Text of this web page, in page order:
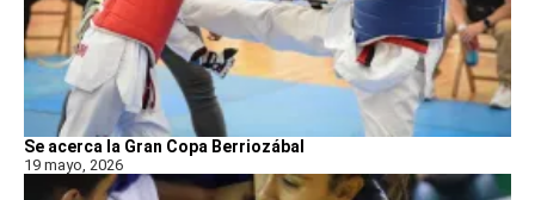
Se acerca la Gran Copa Berriozábal
19 mayo, 2026